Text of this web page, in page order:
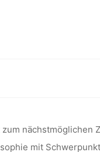
der Forschung (RWTH
nächstmöglichen
mit